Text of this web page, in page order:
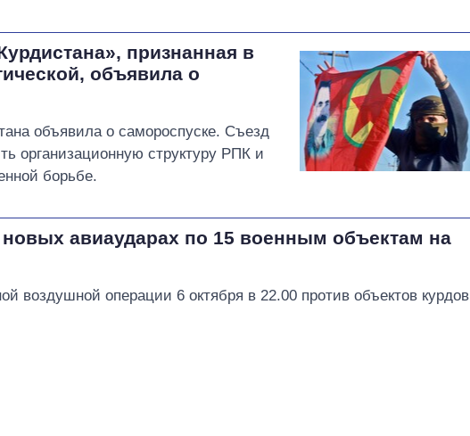
признанная в
объявила о
объявила о самороспуске. Съезд
организационную структуру РПК и
борьбе.
новых авиаударах по 15 военным объектам на
воздушной операции 6 октября в 22.00 против объектов курдов